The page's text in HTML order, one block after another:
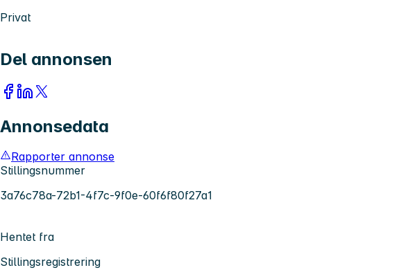
Privat
Del annonsen
Annonsedata
Rapporter annonse
Stillingsnummer
3a76c78a-72b1-4f7c-9f0e-60f6f80f27a1
Hentet fra
Stillingsregistrering